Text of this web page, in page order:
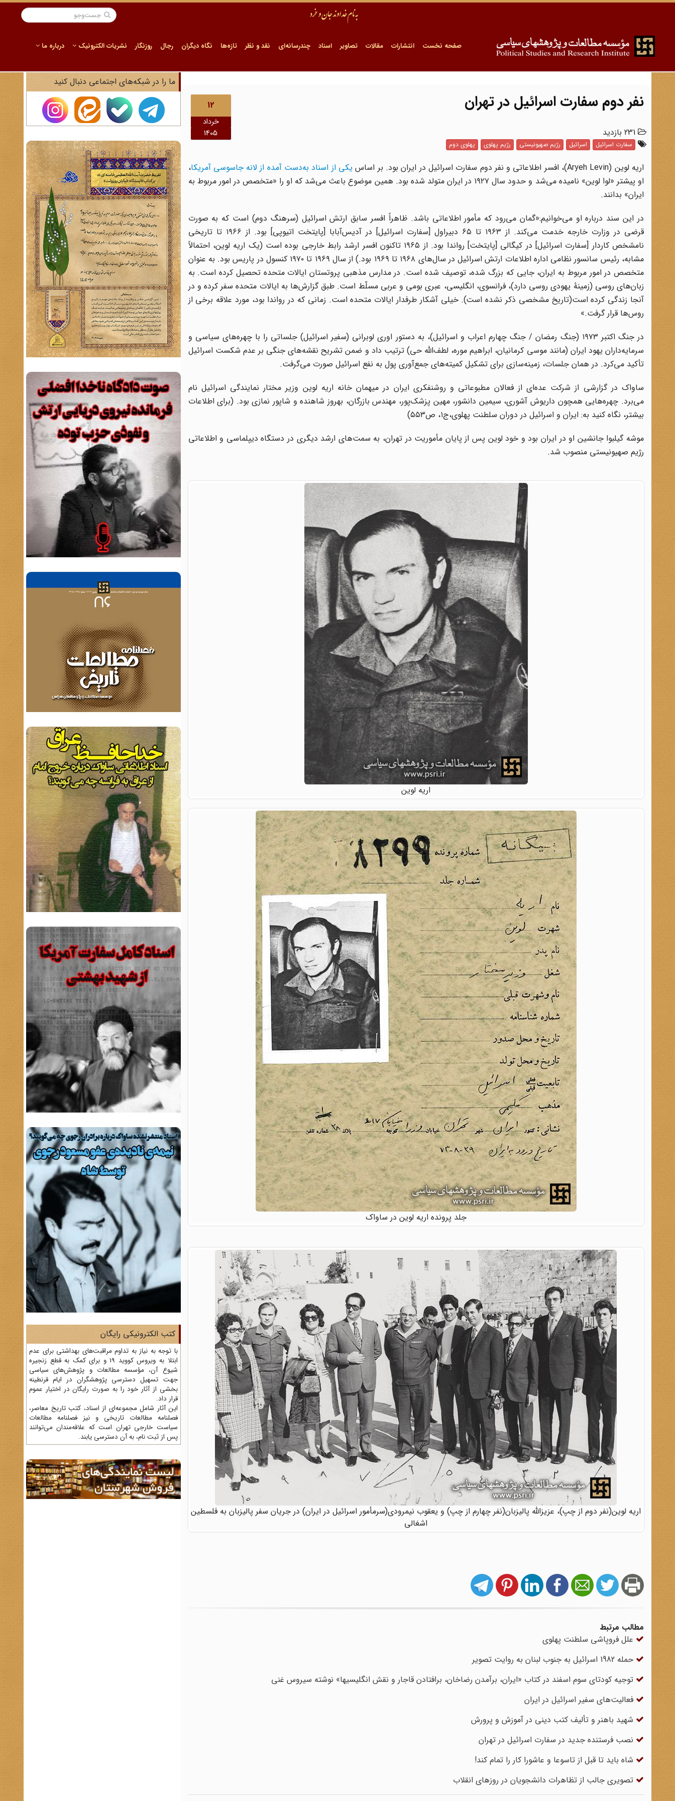
صفحه نخست انتشارات مقالات تصاویر اسناد چندرسانه‌ای نقد و نظر تازه‌ها نگاه دیگران رجال روزنگار نشریات الکترونیک درباره ما
12
خرداد
1405
نفر دوم سفارت اسرائیل در تهران
سفارت اسرائیل اسرائیل رژیم صهیونیستی رژیم پهلوی پهلوی دوم
اریه لوین (Aryeh Levin)، افسر اطلاعاتی و نفر دوم سفارت اسرائیل در ایران بود. بر اساس یکی از اسناد به‌دست آمده از لانه جاسوسی آمریکا،
او پیشتر «لوا لوین» نامیده می‌شد و حدود سال ۱۹۲۷ در ایران متولد شده بود. همین موضوع باعث می‌شد که او را «متخصص در امور مربوط به
ایران» بدانند.
در این سند درباره او می‌خوانیم:«گمان می‌رود که مأمور اطلاعاتی باشد. ظاهراً افسر سابق ارتش اسرائیل (سرهنگ دوم) است که به صورت
قرضی در وزارت خارجه خدمت می‌کند. از ۱۹۶۳ تا ۶۵ دبیراول [سفارت اسرائیل] در آدیس‌آبابا [پایتخت اتیوپی] بود. از ۱۹۶۶ تا تاریخی
نامشخص کاردار [سفارت اسرائیل] در کیگالی [پایتخت] رواندا بود. از ۱۹۶۵ تاکنون افسر ارشد رابط خارجی بوده است (یک اریه لوین، احتمالاً
مشابه، رئیس سانسور نظامی اداره اطلاعات ارتش اسرائیل در سال‌های ۱۹۶۸ تا ۱۹۶۹ بود.) از سال ۱۹۶۹ تا ۱۹۷۰ کنسول در پاریس بود. به عنوان
متخصص در امور مربوط به ایران، جایی که بزرگ شده، توصیف شده است. در مدارس مذهبی پروتستان ایالات متحده تحصیل کرده است. به
زبان‌های روسی (زمینۀ یهودی روسی دارد)، فرانسوی، انگلیسی، عبری بومی و عربی مسلّط است. طبق گزارش‌ها به ایالات متحده سفر کرده و در
آنجا زندگی کرده است(تاریخ مشخصی ذکر نشده است). خیلی آشکار طرفدار ایالات متحده است. زمانی که در رواندا بود، مورد علاقه برخی از
روس‌ها قرار گرفت.»
در جنگ اکتبر ۱۹۷۳ (جنگ رمضان / جنگ چهارم اعراب و اسرائیل)، به دستور اوری لوبرانی (سفیر اسرائیل) جلساتی را با چهره‌های سیاسی و
سرمایه‌داران یهود ایران (مانند موسی کرمانیان، ابراهیم موره، لطف‌الله حی) ترتیب داد و ضمن تشریح نقشه‌های جنگی بر عدم شکست اسرائیل
تأکید می‌کرد. در همان جلسات، زمینه‌سازی برای تشکیل کمیته‌های جمع‌آوری پول به نفع اسرائیل صورت می‌گرفت.
ساواک در گزارشی از شرکت عده‌ای از فعالان مطبوعاتی و روشنفکری ایران در میهمان خانه اریه لوین وزیر مختار نمایندگی اسرائیل نام
می‌برد. چهره‌هایی همچون داریوش آشوری، سیمین دانشور، مهین پزشک‌پور، مهندس بازرگان، بهروز شاهنده و شاپور نمازی بود. (برای اطلاعات
بیشتر، نگاه کنید به: ایران و اسرائیل در دوران سلطنت پهلوی،ج۱، ص۵۵۳)
موشه گیلبوا جانشین او در ایران بود و خود لوین پس از پایان مأموریت در تهران، به سمت‌های ارشد دیگری در دستگاه دیپلماسی و اطلاعاتی
رژیم صهیونیستی منصوب شد.
اریه لوین
جلد پرونده اریه لوین در ساواک
اریه لوین(نفر دوم از چپ)، عزیزالله پالیزبان(نفر چهارم از چپ) و یعقوب نیمرودی(سرمأمور اسرائیل در ایران) در جریان سفر پالیزبان به فلسطین
اشغالی
مطالب مرتبط
علل فروپاشی سلطنت پهلوی
حمله 1982 اسرائیل به جنوب لبنان به روایت تصویر
توجیه کودتای سوم اسفند در کتاب «ایران، برآمدن رضاخان، برافتادن قاجار و نقش انگلیسیها» نوشته سیروس غنی
فعالیت‌های سفیر اسرائیل در ایران
شهید باهنر و تألیف کتب دینی در آموزش و پرورش
نصب فرستنده جدید در سفارت اسرائیل در تهران
شاه باید تا قبل از تاسوعا و عاشورا کار را تمام کند!
تصویری جالب از تظاهرات دانشجویان در روزهای انقلاب
ما را در شبکه‌های اجتماعی دنبال کنید
کتب الکترونیکی رایگان
با توجه به نیاز به تداوم مراقبت‌های بهداشتی برای عدم
ابتلا به ویروس کووید 19 و برای کمک به قطع زنجیره
شیوع آن، مؤسسه مطالعات و پژوهش‌های سیاسی
جهت تسهیل دسترسی پژوهشگران در ایام قرنطینه
بخشی از آثار خود را به صورت رایگان در اختیار عموم
قرار داد.
این آثار شامل مجموعه‌ای از اسناد، کتب تاریخ معاصر،
فصلنامه‌ مطالعات تاریخی و نیز فصلنامه مطالعات
سیاست خارجی تهران است که علاقه‌مندان می‌توانند
پس از ثبت نام، به آن دسترسی یابند.